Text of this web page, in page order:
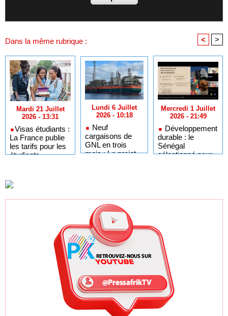
Dans la même rubrique : < >
Mardi 21 Juillet
2026 - 13:31
​Visas étudiants :
La France publie
les tarifs pour les
étudiants
africains
Lundi 6 Juillet
2026 - 10:18
Neuf
cargaisons de
GNL en trois
mois : Le projet
Mercredi 1 Juillet
2026 - 21:49
Développement
durable : le
Sénégal
sélectionné pour
ODD